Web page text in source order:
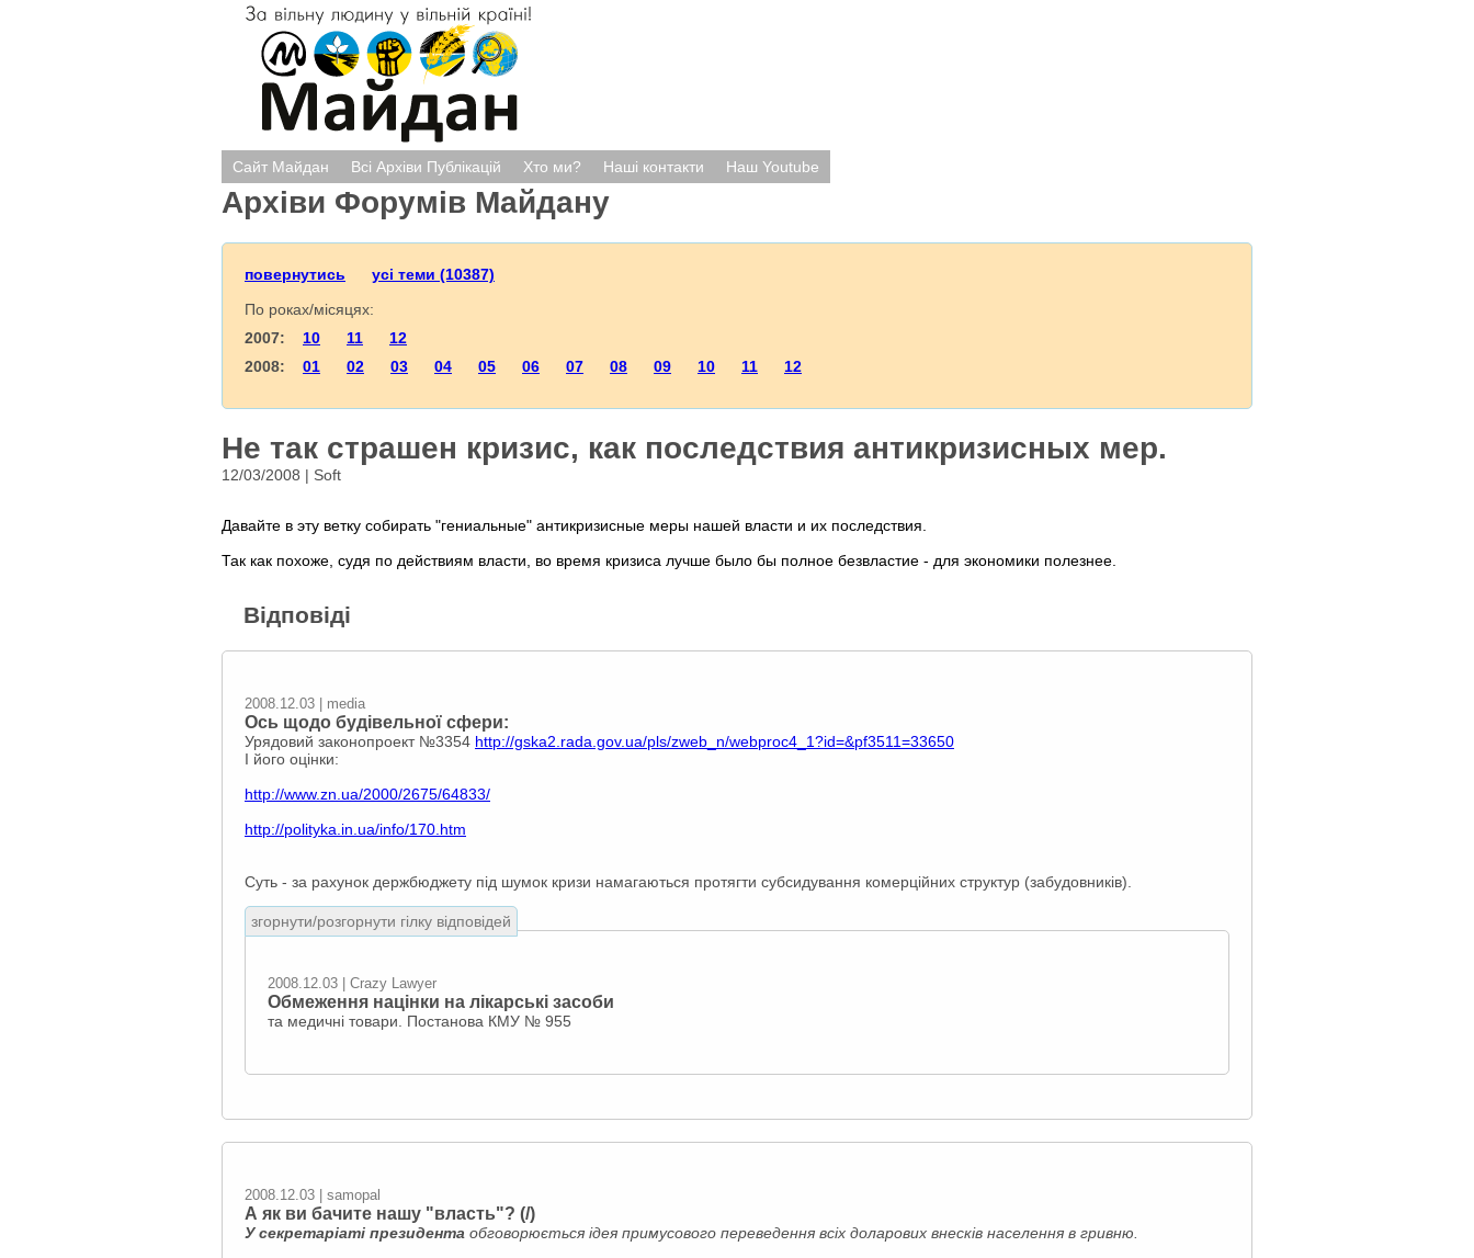
Сайт Майдан Всі Архіви Публікацій Хто ми? Наші контакти Наш Youtube
Архіви Форумів Майдану
повернутись
усі теми (10387)
По роках/місяцях:
2007: 10 11
12
2008: 01 02 03 04 05 06 07 08 09 10 11 12
Не так страшен кризис, как последствия антикризисных мер.
12/03/2008 | Soft
Давайте в эту ветку собирать "гениальные" антикризисные меры нашей власти и их последствия.
Так как похоже, судя по действиям власти, во время кризиса лучше было бы полное безвластие - для экономики полезнее.
Відповіді
2008.12.03 | media
Ось щодо будівельної сфери:
Урядовий законопроект №3354 http://gska2.rada.gov.ua/pls/zweb_n/webproc4_1?id=&pf3511=33650
І його оцінки:
http://www.zn.ua/2000/2675/64833/
http://polityka.in.ua/info/170.htm
Суть - за рахунок держбюджету під шумок кризи намагаються протягти субсидування комерційних структур (забудовників).
згорнути/розгорнути гілку відповідей
2008.12.03 | Crazy Lawyer
Обмеження націнки на лікарські засоби
та медичні товари. Постанова КМУ № 955
2008.12.03 | samopal
А як ви бачите нашу "власть"? (/)
У секретаріаті президента обговорюється ідея примусового переведення всіх доларових внесків населення в гривню.